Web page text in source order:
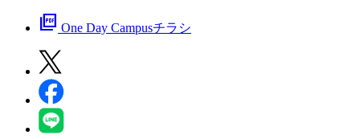
picture_as_pdf One Day Campusチラシ